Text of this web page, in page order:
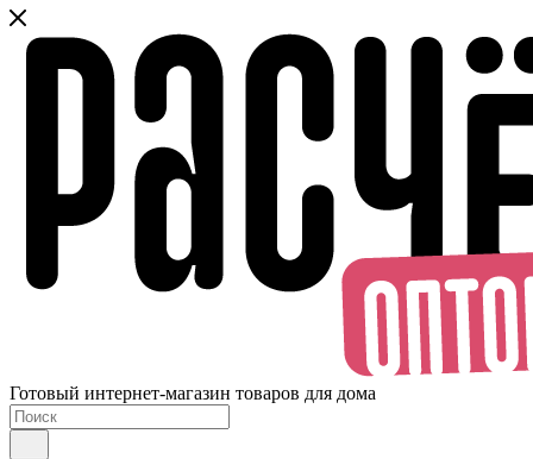
Готовый интернет-магазин товаров для дома